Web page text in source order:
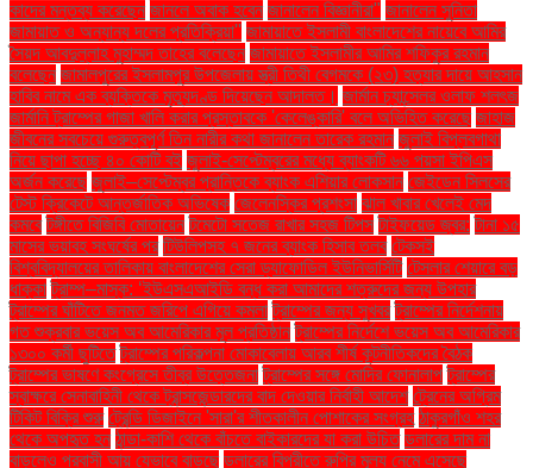
কাদের মন্তব্য করেছেন জানলে অবাক হবেন জানালেন বিজ্ঞানীরা" জানালেন সুনিতা
জামায়াত ও অন্যান্য দলের প্রতিক্রিয়া'' জামায়াতে ইসলামী বাংলাদেশের নায়েবে আমির
সৈয়দ আবদুল্লাহ মুহাম্মদ তাহের বলেছেন জামায়াতে ইসলামীর আমির শফিকুর রহমান
বলেছেন জামালপুরের ইসলামপুর উপজেলায় স্ত্রী তিথী বেগমকে (২৩) হত্যার দায়ে আহসান
হাবিব নামে এক ব্যক্তিকে মৃত্যুদণ্ড দিয়েছেন আদালত। জার্মান চ্যান্সেলর ওলাফ শলৎজ
জার্মানি ট্রাম্পের গাজা খালি করার প্রস্তাবকে 'কেলেঙ্কারি' বলে অভিহিত করেছে জাহাজ
জীবনের সবচেয়ে গুরুত্বপূর্ণ তিন নারীর কথা জানালেন তারেক রহমান জুলাই বিপ্লবগাথা
নিয়ে ছাপা হচ্ছে ৪০ কোটি বই জুলাই-সেপ্টেম্বরের মধ্যে ব্যাংকটি ৬৬ পয়সা ইপিএস
অর্জন করেছে জুলাই–সেপ্টেম্বর প্রান্তিকে ব্যাংক এশিয়ার লোকসান জেইডেন সিলসের
টেস্ট ক্রিকেটে আন্তর্জাতিক অভিষেক জেলেনস্কির প্রশংসা ঝাল খাবার খেলেই মেদ
কমবে টঙ্গীতে বিজিবি মোতায়েন টমেটো সতেজ রাখার সহজ টিপস টাইফয়েড জ্বর: টানা ১৫
মাসের ভয়াবহ সংঘর্ষের পর টিউলিপসহ ৭ জনের ব্যাংক হিসাব তলব টেকসই
বিশ্ববিদ্যালয়ের তালিকায় বাংলাদেশের সেরা ড্যাফোডিল ইউনিভার্সিটি টেসলার শেয়ারে বড়
ধাক্কা ট্রাম্প–মাস্ক: ‘ইউএসএআইডি বন্ধ করা আমাদের শত্রুদের জন্য উপহার
ট্রাম্পের ঘাঁটিতে জনমত জরিপে এগিয়ে কমলা ট্রাম্পের জন্য সুখবর ট্রাম্পের নির্দেশনায়
গত শুক্রবার ভয়েস অব আমেরিকার মূল প্রতিষ্ঠান ট্রাম্পের নির্দেশে ভয়েস অব আমেরিকার
১৩০০ কর্মী ছুটিতে ট্রাম্পের পরিকল্পনা মোকাবেলায় আরব শীর্ষ কূটনীতিকদের বৈঠক
ট্রাম্পের ভাষণে কংগ্রেসে তীব্র উত্তেজনা ট্রাম্পের সঙ্গে মোদির ফোনালাপ ট্রাম্পের
স্বাক্ষরে সেনাবাহিনী থেকে ট্রান্সজেন্ডারদের বাদ দেওয়ার নির্বাহী আদেশ ট্রেনের অগ্রিম
টিকিট বিক্রি শুরু ট্রেন্ডি ডিজাইনে 'সারা'র শীতকালীন পোশাকের সংগ্রহ ঠাকুরগাঁও শহর
থেকে অপহৃত হন ঠান্ডা-কাশি থেকে বাঁচতে বাইকারদের যা করা উচিত ডলারের দাম না
বাড়লেও প্রবাসী আয় যেভাবে বাড়ছে ডলারের বিপরীতে রুপির মূল্য নেমে এসেছে